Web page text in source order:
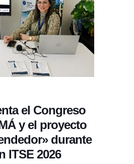
el Congreso
y el proyecto
durante
ITSE 2026